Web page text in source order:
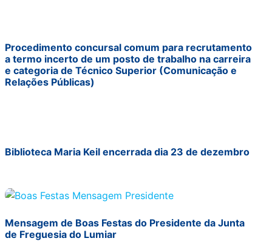
Procedimento concursal comum para recrutamento
a termo incerto de um posto de trabalho na carreira
e categoria de Técnico Superior (Comunicação e
Relações Públicas)
Biblioteca Maria Keil encerrada dia 23 de dezembro
Mensagem de Boas Festas do Presidente da Junta
de Freguesia do Lumiar